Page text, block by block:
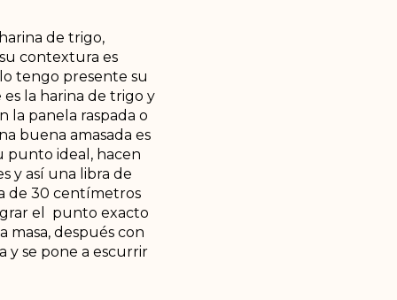
de trigo,
contextura es
tengo presente su
la harina de trigo y
la panela raspada o
buena amasada es
punto ideal, hacen
y así una libra de
de 30 centímetros
el punto exacto
masa, después con
y se pone a escurrir